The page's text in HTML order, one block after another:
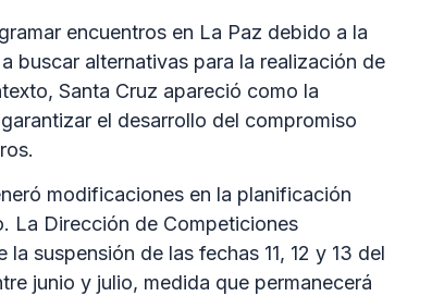
encuentros en La Paz debido a la
buscar alternativas para la realización de
Santa Cruz apareció como la
el desarrollo del compromiso
modificaciones en la planificación
La Dirección de Competiciones
suspensión de las fechas 11, 12 y 13 del
junio y julio, medida que permanecerá